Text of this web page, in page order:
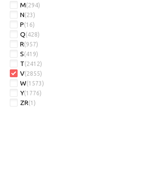
M(294)
N(23)
P(16)
Q(428)
R(957)
S(419)
T(2412)
V(2855)
W(1573)
Y(1776)
ZR(1)